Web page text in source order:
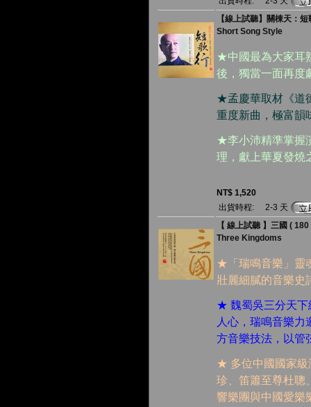
【線上試聽】關棟天：
Short Song Style
★中國最為大家耳
後，獨當一面再度
★孟慶華取材《道
重度新曲，極富韻
★李小沛精準掌握
理，獻上華夏發燒
NT$ 1,520
出貨時程:
2-3 天
【 線上試聽 】三國 (
Three Kingdoms
★「瑞鳴音樂」靈
壯麗細膩的音樂史
★ 魏蜀吳三分天下
人心，瑞鳴音樂
方音樂技法，以管
★ 多位中國國家級
珍、笛簫至尊杜聰
響樂團與中國愛樂